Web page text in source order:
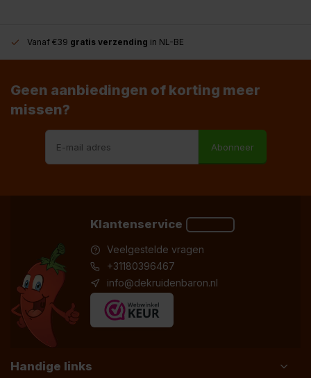
Vanaf €39 gratis verzending in NL-BE
Geen aanbiedingen of korting meer
missen?
Abonneer
Klantenservice
Veelgestelde vragen
+31180396467
info@dekruidenbaron.nl
Handige links